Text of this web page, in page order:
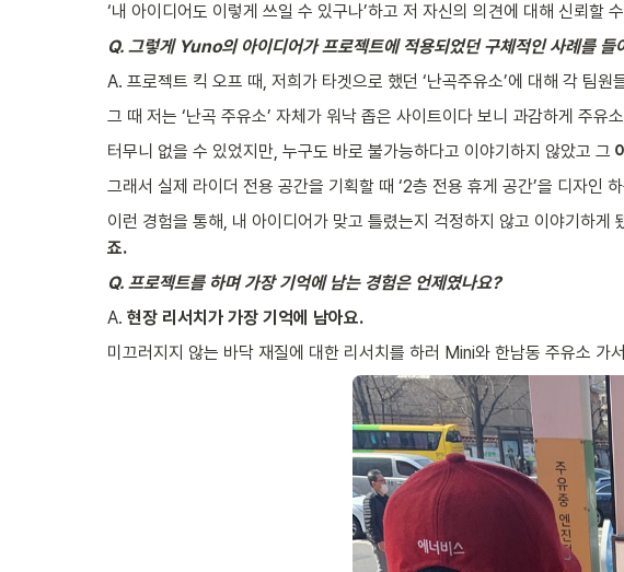
‘내 아이디어도 이렇게 쓰일 수 있구나’하고 저 자신의 의견에 대해 신뢰할
Q. 그렇게 Yuno의 아이디어가 프로젝트에 적용되었던 구체적인 사례를 들
A. 프로젝트 킥 오프 때, 저희가 타겟으로 했던 ‘난곡주유소’에 대해 각 팀
그 때 저는 ‘난곡 주유소’ 자체가 워낙 좁은 사이트이다 보니 과감하게 주
터무니 없을 수 있었지만, 누구도 바로 불가능하다고 이야기하지 않았고 그
그래서 실제 라이더 전용 공간을 기획할 때 ‘2층 전용 휴게 공간’을 디자인
이런 경험을 통해, 내 아이디어가 맞고 틀렸는지 걱정하지 않고 이야기하게
죠.
Q. 프로젝트를 하며 가장 기억에 남는 경험은 언제였나요?
A. 현장 리서치가 가장 기억에 남아요.
미끄러지지 않는 바닥 재질에 대한 리서치를 하러 Mini와 한남동 주유소